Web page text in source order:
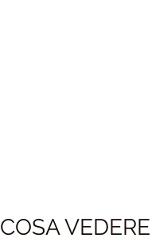
COSA